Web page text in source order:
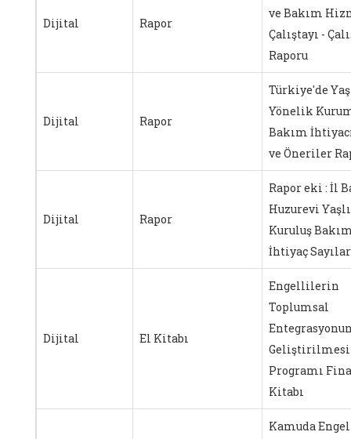
Dijital Rapor
ve Bakım
Çalıştayı -
Raporu
Dijital Rapor
Türkiye'de
Yönelik
Bakım
ve Öneriler
Dijital Rapor
Rapor eki : İl
Huzurevi Yaşlı
Kuruluş
İhtiyaç
Dijital El Kitabı
Engellilerin
Toplumsal
Geliştirilmesi
Programı
Kitabı
Kamuda